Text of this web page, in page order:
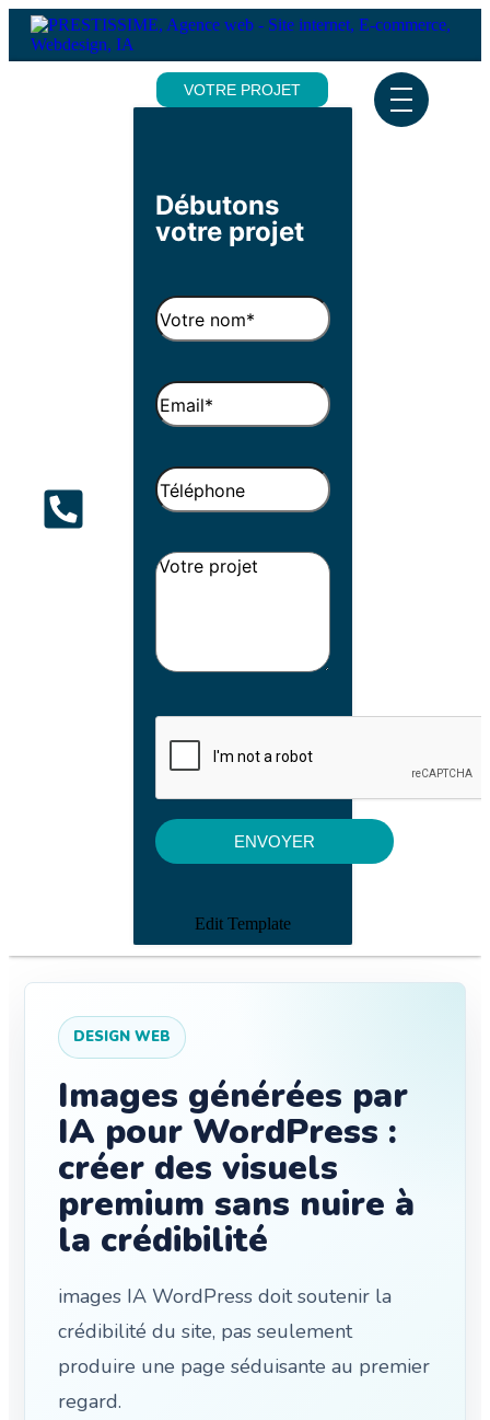
VOTRE PROJET
Débutons
votre projet
Edit Template
DESIGN WEB
Images générées par
IA pour WordPress :
créer des visuels
premium sans nuire à
la crédibilité
images IA WordPress doit soutenir la
crédibilité du site, pas seulement
produire une page séduisante au premier
regard.